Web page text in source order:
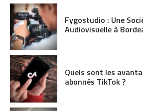
Fygostudio : Une
Audiovisuelle à
Quels sont les
abonnés TikTok ?